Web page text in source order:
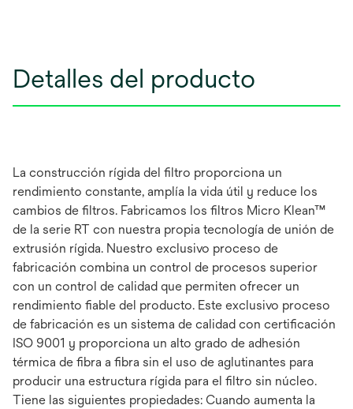
Detalles del producto
La construcción rígida del filtro proporciona un
rendimiento constante, amplía la vida útil y reduce los
cambios de filtros. Fabricamos los filtros Micro Klean™
de la serie RT con nuestra propia tecnología de unión de
extrusión rígida. Nuestro exclusivo proceso de
fabricación combina un control de procesos superior
con un control de calidad que permiten ofrecer un
rendimiento fiable del producto. Este exclusivo proceso
de fabricación es un sistema de calidad con certificación
ISO 9001 y proporciona un alto grado de adhesión
térmica de fibra a fibra sin el uso de aglutinantes para
producir una estructura rígida para el filtro sin núcleo.
Tiene las siguientes propiedades: Cuando aumenta la